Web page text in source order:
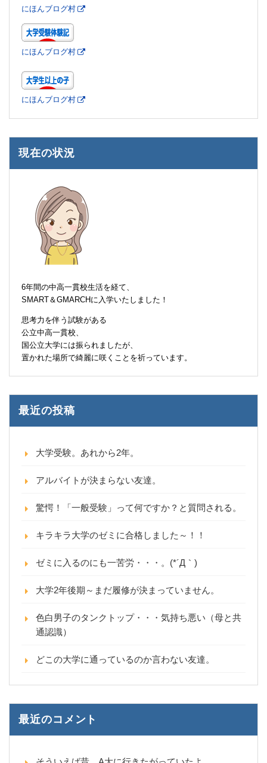
にほんブログ村
にほんブログ村
にほんブログ村
現在の状況
6年間の中高一貫校生活を経て、
SMART＆GMARCHに入学いたしました！
思考力を伴う試験がある
公立中高一貫校、
国公立大学には振られましたが、
置かれた場所で綺麗に咲くことを祈っています。
最近の投稿
大学受験。あれから2年。
アルバイトが決まらない友達。
驚愕！「一般受験」って何ですか？と質問される。
キラキラ大学のゼミに合格しました～！！
ゼミに入るのにも一苦労・・・。(*´Д｀)
大学2年後期～まだ履修が決まっていません。
色白男子のタンクトップ・・・気持ち悪い（母と共
通認識）
どこの大学に通っているのか言わない友達。
最近のコメント